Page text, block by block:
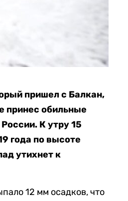
пришел с Балкан,
принес обильные
К утру 15
года по высоте
утихнет к
12 мм осадков, что